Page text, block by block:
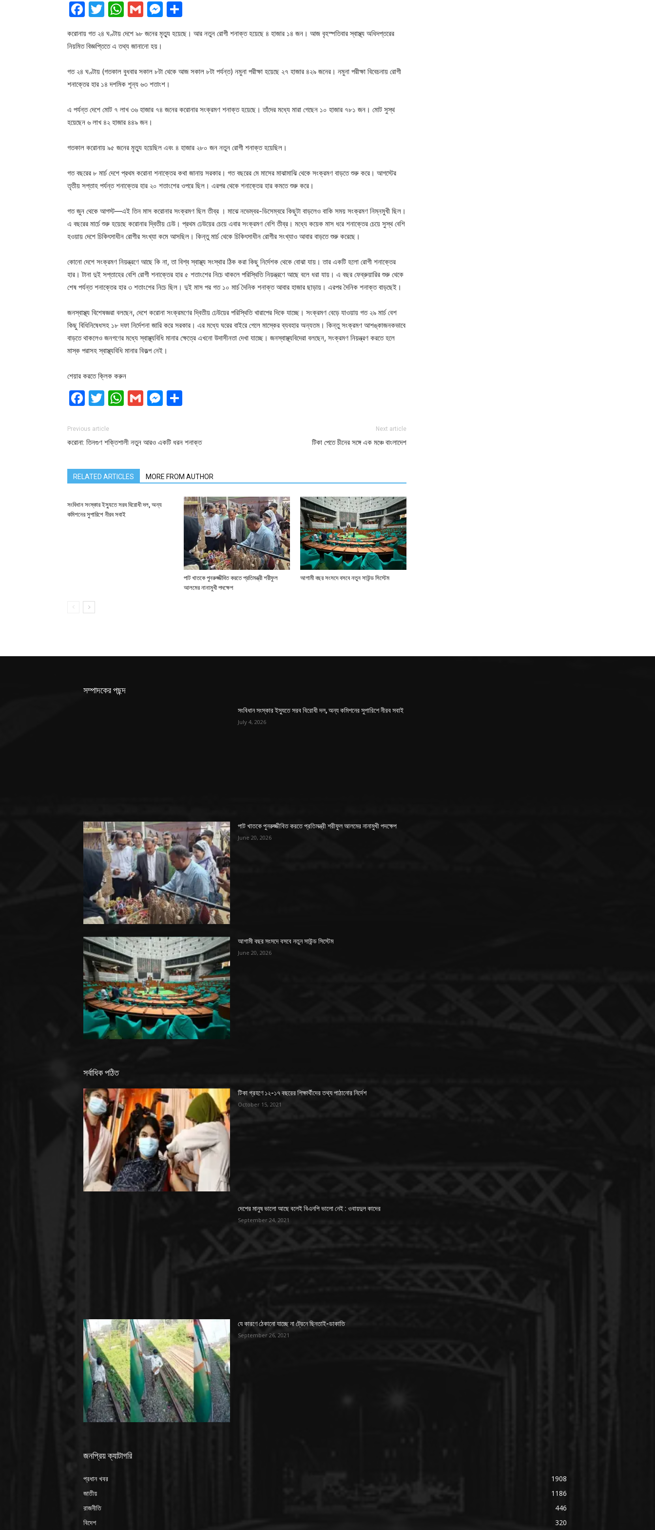
Facebook
Twitter
WhatsApp
GmailMessenger
করোনায় গত ২৪ ঘণ্টায় দেশে ৯৮ জনের মৃত্যু হয়েছে। আর নতুন রোগী শনাক্ত হয়েছে ৪ হাজার ১৪ জন। আজ বৃহস্পতিবার স্বাস্থ্য অধিদপ্তরের
নিয়মিত বিজ্ঞপ্তিতে এ তথ্য জানানো হয়।
গত ২৪ ঘণ্টায় (গতকাল বুধবার সকাল ৮টা থেকে আজ সকাল ৮টা পর্যন্ত) নমুনা পরীক্ষা হয়েছে ২৭ হাজার ৪২৯ জনের। নমুনা পরীক্ষা বিবেচনায় রোগী
শনাক্তের হার ১৪ দশমিক শূন্য ৬৩ শতাংশ।
এ পর্যন্ত দেশে মোট ৭ লাখ ৩৬ হাজার ৭৪ জনের করোনার সংক্রমণ শনাক্ত হয়েছে। তাঁদের মধ্যে মারা গেছেন ১০ হাজার ৭৮১ জন। মোট সুস্থ
হয়েছেন ৬ লাখ ৪২ হাজার ৪৪৯ জন।
গতকাল করোনায় ৯৫ জনের মৃত্যু হয়েছিল এবং ৪ হাজার ২৮০ জন নতুন রোগী শনাক্ত হয়েছিল।
গত বছরের ৮ মার্চ দেশে প্রথম করোনা শনাক্তের কথা জানায় সরকার। গত বছরের মে মাসের মাঝামাঝি থেকে সংক্রমণ বাড়তে শুরু করে। আগস্টের
তৃতীয় সপ্তাহ পর্যন্ত শনাক্তের হার ২০ শতাংশের ওপরে ছিল। এরপর থেকে শনাক্তের হার কমতে শুরু করে।
গত জুন থেকে আগস্ট—এই তিন মাস করোনার সংক্রমণ ছিল তীব্র । মাঝে নভেম্বর-ডিসেম্বরে কিছুটা বাড়লেও বাকি সময় সংক্রমণ নিম্নমুখী ছিল।
এ বছরের মার্চে শুরু হয়েছে করোনার দ্বিতীয় ঢেউ। প্রথম ঢেউয়ের চেয়ে এবার সংক্রমণ বেশি তীব্র। মধ্যে কয়েক মাস ধরে শনাক্তের চেয়ে সুস্থ বেশি
হওয়ায় দেশে চিকিৎসাধীন রোগীর সংখ্যা কমে আসছিল। কিন্তু মার্চ থেকে চিকিৎসাধীন রোগীর সংখ্যাও আবার বাড়তে শুরু করেছে।
কোনো দেশে সংক্রমণ নিয়ন্ত্রণে আছে কি না, তা বিশ্ব স্বাস্থ্য সংস্থার ঠিক করা কিছু নির্দেশক থেকে বোঝা যায়। তার একটি হলো রোগী শনাক্তের
হার। টানা দুই সপ্তাহের বেশি রোগী শনাক্তের হার ৫ শতাংশের নিচে থাকলে পরিস্থিতি নিয়ন্ত্রণে আছে বলে ধরা যায়। এ বছর ফেব্রুয়ারির শুরু থেকে
শেষ পর্যন্ত শনাক্তের হার ৩ শতাংশের নিচে ছিল। দুই মাস পর গত ১০ মার্চ দৈনিক শনাক্ত আবার হাজার ছাড়ায়। এরপর দৈনিক শনাক্ত বাড়ছেই।
জনস্বাস্থ্য বিশেষজ্ঞরা বলছেন, দেশে করোনা সংক্রমণের দ্বিতীয় ঢেউয়ের পরিস্থিতি খারাপের দিকে যাচ্ছে। সংক্রমণ বেড়ে যাওয়ায় গত ২৯ মার্চ বেশ
কিছু বিধিনিষেধসহ ১৮ দফা নির্দেশনা জারি করে সরকার। এর মধ্যে ঘরের বাইরে গেলে মাস্কের ব্যবহার অন্যতম। কিন্তু সংক্রমণ আশঙ্কাজনকভাবে
বাড়তে থাকলেও জনগণের মধ্যে স্বাস্থ্যবিধি মানার ক্ষেত্রে এখনো উদাসীনতা দেখা যাচ্ছে। জনস্বাস্থ্যবিদেরা বলছেন, সংক্রমণ নিয়ন্ত্রণ করতে হলে
মাস্ক পরাসহ স্বাস্থ্যবিধি মানার বিকল্প নেই।
শেয়ার করতে ক্লিক করুন
Facebook
Twitter
WhatsApp
GmailMessenger
Previous article
করোনা: তিনগুণ শক্তিশালী নতুন আরও একটি ধরন শনাক্ত
Next article
টিকা পেতে চীনের সঙ্গে এক মঞ্চে বাংলাদেশ
RELATED ARTICLES MORE FROM AUTHOR
সংবিধান সংস্কার ইস্যুতে সরব বিরোধী দল, অন্য
কমিশনের সুপারিশে নীরব সবাই
পাট খাতকে পুনরুজ্জীবিত করতে প্রতিমন্ত্রী শরীফুল
আলমের নানামুখী পদক্ষেপ
আগামী বছর সংসদে বসবে নতুন সাউন্ড সিস্টেম
সম্পাদকের পছন্দ
সংবিধান সংস্কার ইস্যুতে সরব বিরোধী দল, অন্য কমিশনের সুপারিশে নীরব সবাই
July 4, 2026
পাট খাতকে পুনরুজ্জীবিত করতে প্রতিমন্ত্রী শরীফুল আলমের নানামুখী পদক্ষেপ
June 20, 2026
আগামী বছর সংসদে বসবে নতুন সাউন্ড সিস্টেম
June 20, 2026
সর্বাধিক পঠিত
টিকা গ্রহণে ১২-১৭ বছরের শিক্ষার্থীদের তথ্য পাঠানোর নির্দেশ
October 15, 2021
দেশের মানুষ ভালো আছে বলেই বিএনপি ভালো নেই : ওবায়দুল কাদের
September 24, 2021
যে কারণে ঠেকানো যাচ্ছে না ট্রেনে ছিনতাই-ডাকাতি
September 26, 2021
জনপ্রিয় ক্যাটাগরি
প্রধান খবর
1908
জাতীয়
1186
রাজনীতি
446
বিদেশ
320